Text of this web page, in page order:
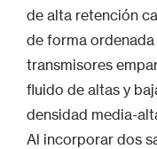
de alta retención
de forma
transmisores
fluido de altas y
densidad media-
Al incorporar dos